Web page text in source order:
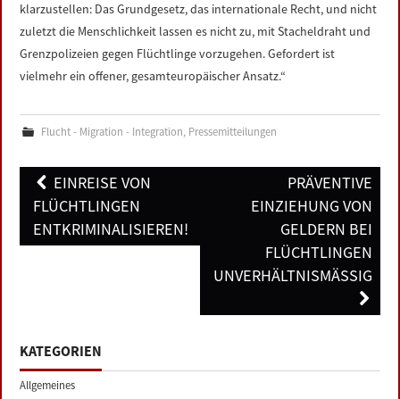
klarzustellen: Das Grundgesetz, das internationale Recht, und nicht
zuletzt die Menschlichkeit lassen es nicht zu, mit Stacheldraht und
Grenzpolizeien gegen Flüchtlinge vorzugehen. Gefordert ist
vielmehr ein offener, gesamteuropäischer Ansatz.“
Flucht - Migration - Integration, Pressemitteilungen
Post
navigation
EINREISE VON
FLÜCHTLINGEN
ENTKRIMINALISIEREN!
PRÄVENTIVE
EINZIEHUNG VON
GELDERN BEI
FLÜCHTLINGEN
UNVERHÄLTNISMÄSSIG
KATEGORIEN
Allgemeines